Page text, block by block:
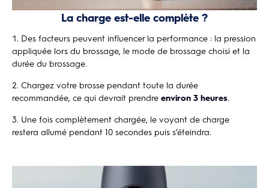
La charge est-elle complète ?
Des facteurs peuvent influencer la performance : la pression
appliquée lors du brossage, le mode de brossage choisi et la
durée du brossage.
Chargez votre brosse pendant toute la durée
recommandée, ce qui devrait prendre environ 3 heures.
Une fois complètement chargée, le voyant de charge
restera allumé pendant 10 secondes puis s’éteindra.